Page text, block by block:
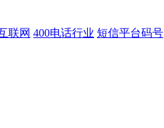
联网 400电话行业 短信平台码号